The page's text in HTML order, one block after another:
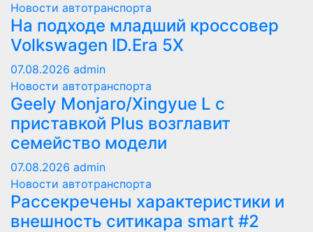
Новости автотранспорта
На подходе младший кроссовер
Volkswagen ID.Era 5X
07.08.2026 admin
Новости автотранспорта
Geely Monjaro/Xingyue L с
приставкой Plus возглавит
семейство модели
07.08.2026 admin
Новости автотранспорта
Рассекречены характеристики и
внешность ситикара smart #2